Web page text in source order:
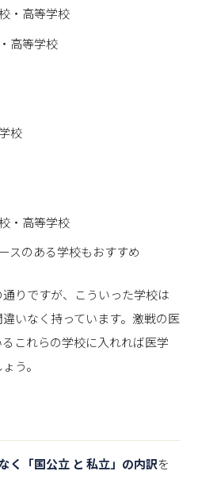
・高等学校
高等学校
校
・高等学校
スのある学校もおすすめ
りですが、こういった学校は
いなく持っています。激戦の医
これらの学校に入れれば医学
う。
く「国公立 と 私立」の内訳を